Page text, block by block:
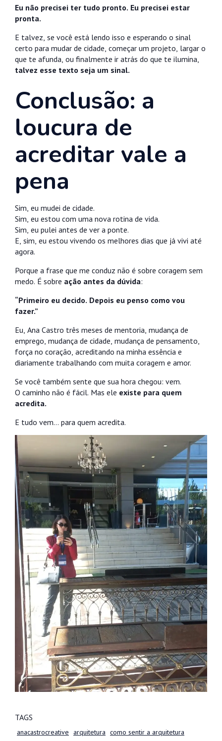
Eu não precisei ter tudo pronto. Eu precisei estar
pronta.
E talvez, se você está lendo isso e esperando o sinal
certo para mudar de cidade, começar um projeto, largar o
que te afunda, ou finalmente ir atrás do que te ilumina,
talvez esse texto seja um sinal.
Conclusão: a
loucura de
acreditar vale a
pena
Sim, eu mudei de cidade.
Sim, eu estou com uma nova rotina de vida.
Sim, eu pulei antes de ver a ponte.
E, sim, eu estou vivendo os melhores dias que já vivi até
agora.
Porque a frase que me conduz não é sobre coragem sem
medo. É sobre ação antes da dúvida:
“Primeiro eu decido. Depois eu penso como vou
fazer.”
Eu, Ana Castro três meses de mentoria, mudança de
emprego, mudança de cidade, mudança de pensamento,
força no coração, acreditando na minha essência e
diariamente trabalhando com muita coragem e amor.
Se você também sente que sua hora chegou: vem.
O caminho não é fácil. Mas ele existe para quem
acredita.
E tudo vem… para quem acredita.
TAGS
anacastrocreative arquitetura como sentir a arquitetura